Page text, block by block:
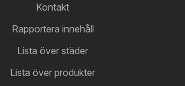
Kontakt
Rapportera innehåll
Lista över städer
Lista över produkter